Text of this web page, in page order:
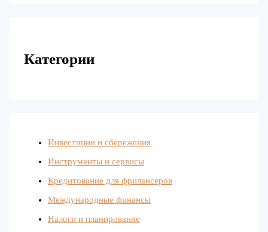
Категории
Инвестиции и сбережения
Инструменты и сервисы
Кредитование для фрилансеров
Международные финансы
Налоги и планирование